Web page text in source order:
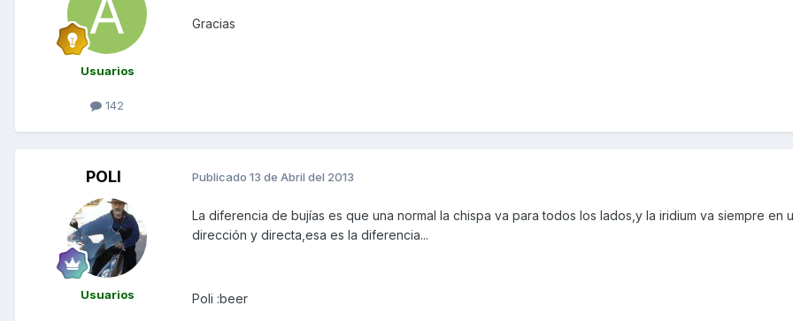
Usuarios
142
Gracias
POLI
Usuarios
Publicado 13 de Abril del 2013
La diferencia de bujías es que una normal la chispa va para todos los lados,y la iridium va siempre en
dirección y directa,esa es la diferencia...
Poli :beer